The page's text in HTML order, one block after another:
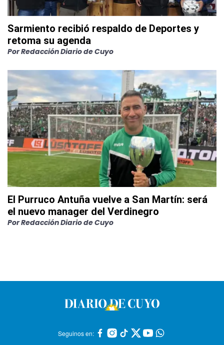
Sarmiento recibió respaldo de Deportes y
retoma su agenda
PorRedacción Diario de Cuyo
El Purruco Antuña vuelve a San Martín: será
el nuevo manager del Verdinegro
PorRedacción Diario de Cuyo
Seguinos en: